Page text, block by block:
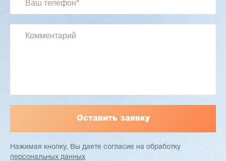
Артикул: 2497
Станок проходного типа
Нажимая кнопку, Вы даете согласие на обработку
персональных данных